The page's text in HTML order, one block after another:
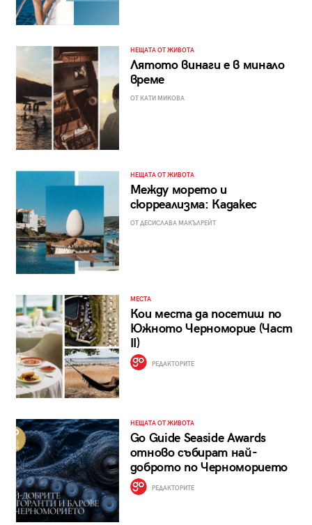
НЕЩАТА ОТ ЖИВОТА
Лятото винаги е в минало
време
ОТ КАТИ МИКОВА
НЕЩАТА ОТ ЖИВОТА
Между морето и
сюрреализма: Кадакес
ОТ ДЕСИСЛАВА МАКЪЛРЕЙТ
МЕСТА
Кои места да посетиш по
Южното Черноморие (Част
II)
РЕДАКТОРИТЕ
НЕЩАТА ОТ ЖИВОТА
Go Guide Seaside Awards
отново събират най-
доброто по Черноморието
РЕДАКТОРИТЕ